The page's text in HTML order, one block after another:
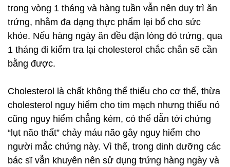
trong vòng 1 tháng và hàng tuần vẫn nên duy trì ăn
trứng, nhằm đa dạng thực phẩm lại bổ cho sức
khỏe. Nếu hàng ngày ăn đều đặn lòng đỏ trứng, qua
1 tháng đi kiểm tra lại cholesterol chắc chắn sẽ cần
bằng được.
Cholesterol là chất không thể thiếu cho cơ thể, thừa
cholesterol nguy hiểm cho tim mạch nhưng thiếu nó
cũng nguy hiểm chẳng kém, có thể dẫn tới chứng
“lụt não thất” chảy máu não gây nguy hiểm cho
người mắc chứng này. Vì thế, trong dinh dưỡng các
bác sĩ vẫn khuyên nên sử dụng trứng hàng ngày và